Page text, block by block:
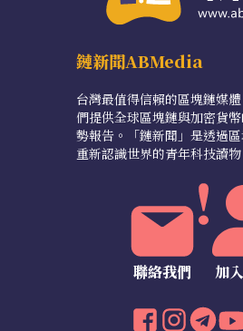
鏈新聞ABMedia
台灣最值得信賴的區塊鏈媒
們提供全球區塊鏈與加密貨
勢報告。「鏈新聞」是透過
重新認識世界的青年科技讀物
聯絡我們 加